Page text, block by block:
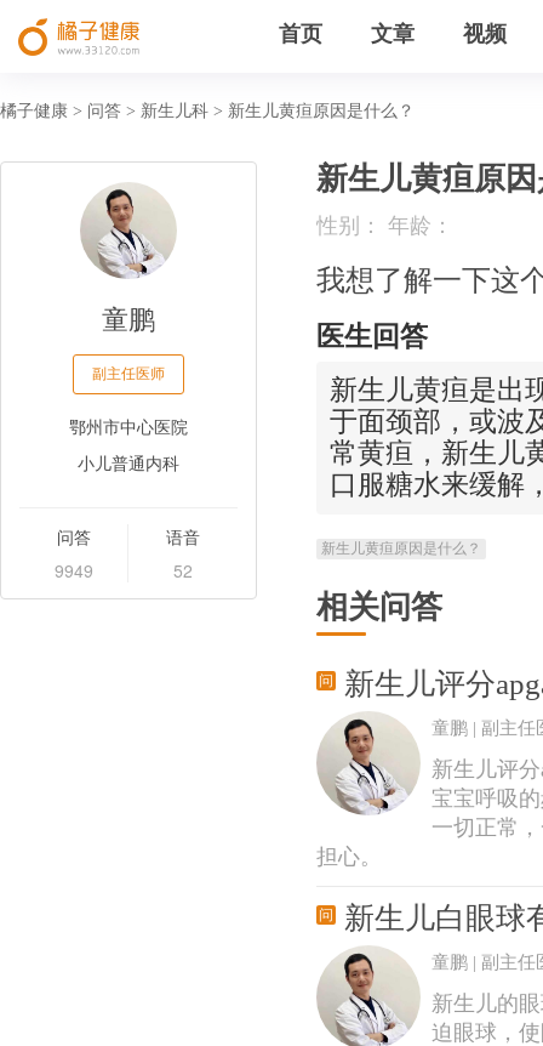
首页 文章 视频
橘子健康 > 问答 > 新生儿科 > 新生儿黄疸原因是什么？
童鹏
副主任医师
鄂州市中心医院
小儿普通内科
问答
9949
语音
52
新生儿黄疸原
性别： 年龄：
我想了解一下这
医生回答
新生儿黄疸是出
于面颈部，或波
常黄疸，新生儿
口服糖水来缓解
新生儿黄疸原因是什么？
相关问答
新生儿评分
童鹏 | 副主任
新生儿评
宝宝呼吸
一切正常
担心。
新生儿白眼球
童鹏 | 副主任
新生儿的
迫眼球，